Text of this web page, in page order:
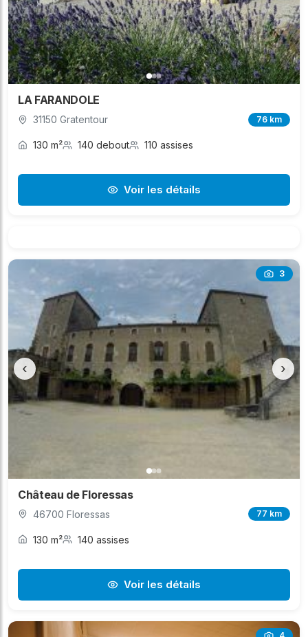
LA FARANDOLE
31150 Gratentour 76 km
130 m² 140 debout 110 assises
Voir les détails
3
‹ ›
Château de Floressas
46700 Floressas 77 km
130 m² 140 assises
Voir les détails